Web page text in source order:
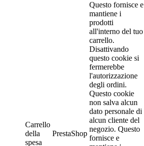
Carrello
della
spesa
PrestaShop
Questo fornisce e
mantiene i
prodotti
all'interno del tuo
carrello.
Disattivando
questo cookie si
fermerebbe
l'autorizzazione
degli ordini.
Questo cookie
non salva alcun
dato personale di
alcun cliente del
negozio. Questo
fornisce e